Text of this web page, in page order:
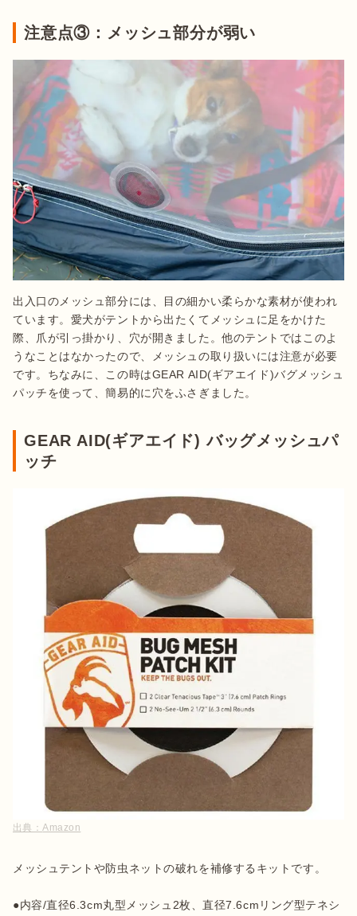
注意点③：メッシュ部分が弱い
出入口のメッシュ部分には、目の細かい柔らかな素材が使われ
ています。愛犬がテントから出たくてメッシュに足をかけた
際、爪が引っ掛かり、穴が開きました。他のテントではこのよ
うなことはなかったので、メッシュの取り扱いには注意が必要
です。ちなみに、この時はGEAR AID(ギアエイド)バグメッシュ
パッチを使って、簡易的に穴をふさぎました。
GEAR AID(ギアエイド) バッグメッシュパ
ッチ
出典：Amazon
メッシュテントや防虫ネットの破れを補修するキットです。
●内容/直径6.3cm丸型メッシュ2枚、直径7.6cmリング型テネシ